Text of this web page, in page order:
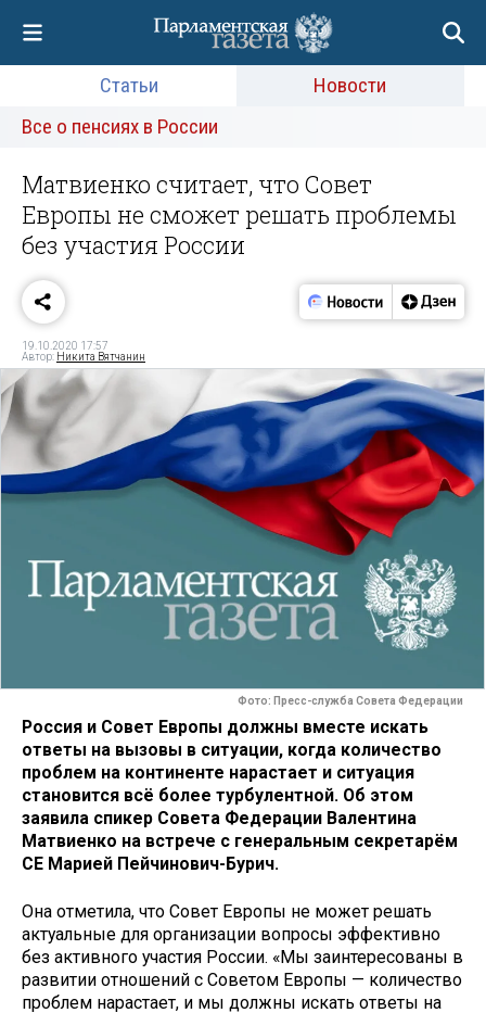
Статьи
Новости
Все о пенсиях в России
Матвиенко считает, что Совет
Европы не сможет решать проблемы
без участия России
19.10.2020 17:57
Автор: Никита Вятчанин
Фото: Пресс-служба Совета Федерации
Россия и Совет Европы должны вместе искать
ответы на вызовы в ситуации, когда количество
проблем на континенте нарастает и ситуация
становится всё более турбулентной. Об этом
заявила спикер Совета Федерации Валентина
Матвиенко на встрече с генеральным секретарём
СЕ Марией Пейчинович-Бурич.
Она отметила, что Совет Европы не может решать
актуальные для организации вопросы эффективно
без активного участия России. «Мы заинтересованы в
развитии отношений с Советом Европы — количество
проблем нарастает, и мы должны искать ответы на